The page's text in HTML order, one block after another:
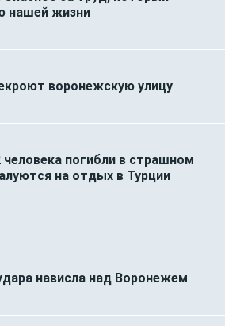
нашей жизни
воронежскую улицу
человека погибли в страшном
на отдых в Турции
нависла над Воронежем